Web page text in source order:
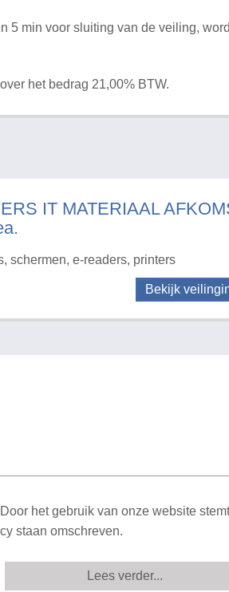
5 min voor sluiting van de veiling,
het bedrag 21,00% BTW.
IT MATERIAAL
schermen, e-readers, printers
Bekijk
het gebruik van onze website
staan omschreven.
Lees verder...